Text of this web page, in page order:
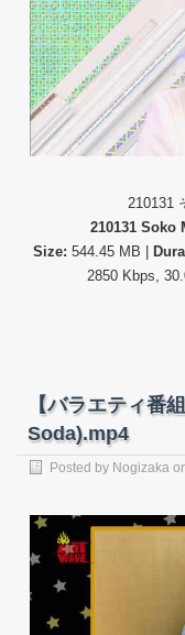
210131
210131 Soko
Size: 544.45 MB |
2850 Kbps,
【バラエティ番
Soda).mp4
Posted by Nogizaka